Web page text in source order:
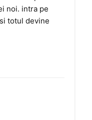
noi. intra pe
totul devine